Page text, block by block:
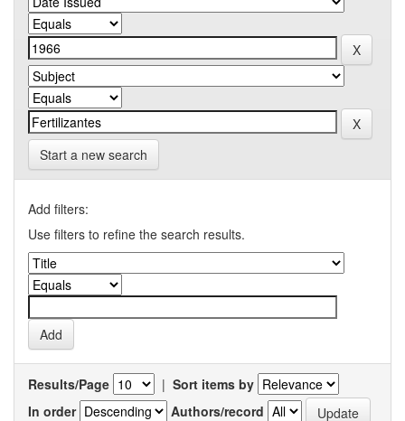
Start a new search
Add filters:
Use filters to refine the search results.
Results/Page | Sort items by
In order
Authors/record